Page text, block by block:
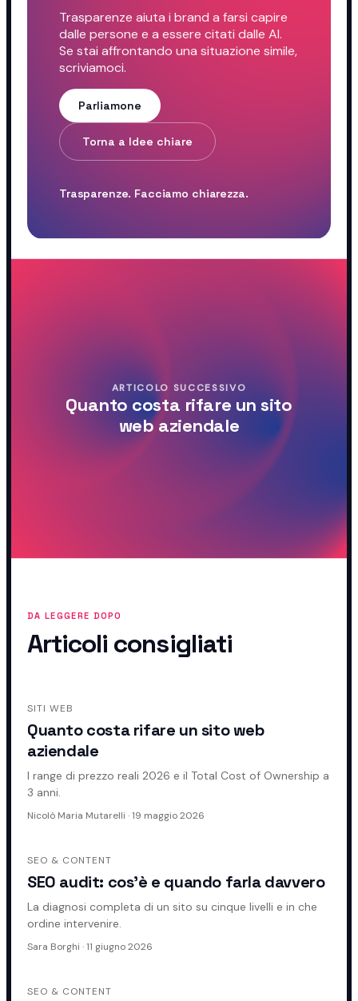
Trasparenze aiuta i brand a farsi capire
dalle persone e a essere citati dalle AI.
Se stai affrontando una situazione simile,
scriviamoci.
Parliamone
Torna a Idee chiare
Trasparenze. Facciamo chiarezza.
ARTICOLO SUCCESSIVO
Quanto costa rifare un sito
web aziendale
DA LEGGERE DOPO
Articoli consigliati
SITI WEB
Quanto costa rifare un sito web
aziendale
I range di prezzo reali 2026 e il Total Cost of Ownership a
3 anni.
Nicolò Maria Mutarelli ·19 maggio 2026
SEO & CONTENT
SEO audit: cos'è e quando farla davvero
La diagnosi completa di un sito su cinque livelli e in che
ordine intervenire.
Sara Borghi ·11 giugno 2026
SEO & CONTENT